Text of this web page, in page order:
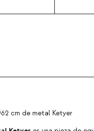
cm de metal Ketyer